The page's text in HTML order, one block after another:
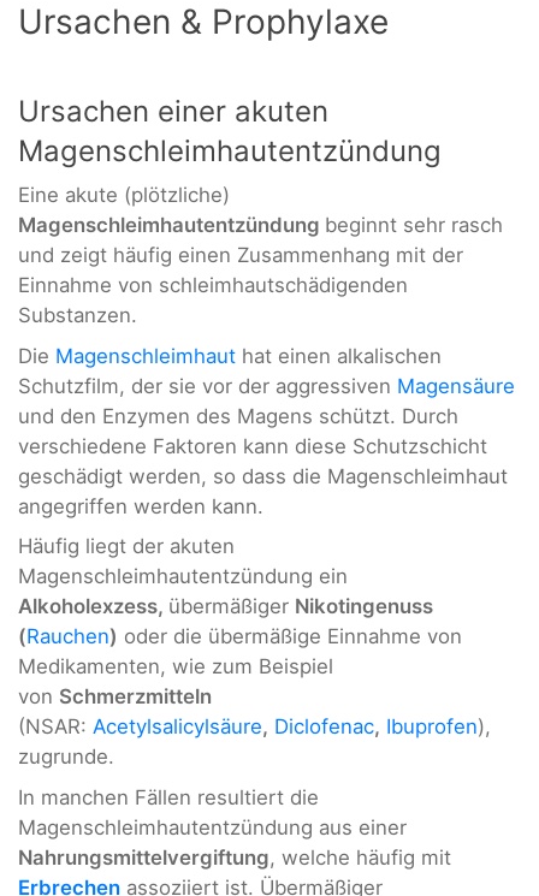
Ursachen & Prophylaxe
Ursachen einer akuten
Magenschleimhautentzündung
Eine akute (plötzliche)
Magenschleimhautentzündung beginnt sehr rasch
und zeigt häufig einen Zusammenhang mit der
Einnahme von schleimhautschädigenden
Substanzen.
Die Magenschleimhaut hat einen alkalischen
Schutzfilm, der sie vor der aggressiven Magensäure
und den Enzymen des Magens schützt. Durch
verschiedene Faktoren kann diese Schutzschicht
geschädigt werden, so dass die Magenschleimhaut
angegriffen werden kann.
Häufig liegt der akuten
Magenschleimhautentzündung ein
Alkoholexzess, übermäßiger Nikotingenuss
(Rauchen) oder die übermäßige Einnahme von
Medikamenten, wie zum Beispiel
von Schmerzmitteln
(NSAR: Acetylsalicylsäure, Diclofenac, Ibuprofen),
zugrunde.
In manchen Fällen resultiert die
Magenschleimhautentzündung aus einer
Nahrungsmittelvergiftung, welche häufig mit
Erbrechen assoziiert ist. Übermäßiger